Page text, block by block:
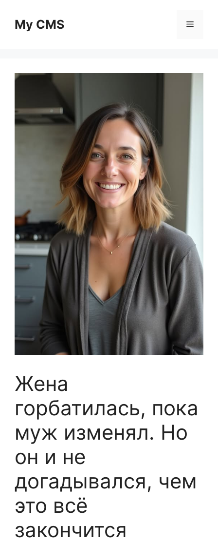
contentMy CMS Menu
Жена
горбатилась, пока
муж изменял. Но
он и не
догадывался, чем
это всё
закончится